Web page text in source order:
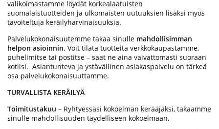
valikoimastamme löydät korkealaatuisten
suomalaistuotteiden ja ulkomaisten uutuuksien lisäksi myös
tavoiteltuja keräilyharvinaisuuksia.
Palvelukokonaisuutemme takaa sinulle mahdollisimman
helpon asioinnin. Voit tilata tuotteita verkkokaupastamme,
puhelimitse tai postitse – saat ne aina vaivattomasti suoraan
kotiisi. Asiantunteva ja ystävällinen asiakaspalvelu on tärkeä
osa palvelukokonaisuuttamme.
TURVALLISTA KERÄILYÄ
Toimitustakuu – Ryhtyessäsi kokoelman kerääjäksi, takaamme
sinulle mahdollisuuden täydelliseen kokoelmaan.